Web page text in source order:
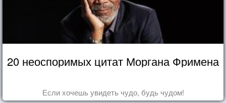
20 неоспоримых цитат Моргана Фримена
Если хочешь увидеть чудо, будь чудом!